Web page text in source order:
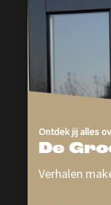
Ontdek jij alles
De
Verhalen